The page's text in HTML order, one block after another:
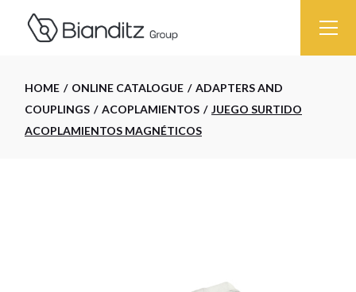
HOME ONLINE CATALOGUE
ADAPTERS AND
COUPLINGS
ACOPLAMIENTOS
JUEGO SURTIDO
ACOPLAMIENTOS MAGNÉTICOS